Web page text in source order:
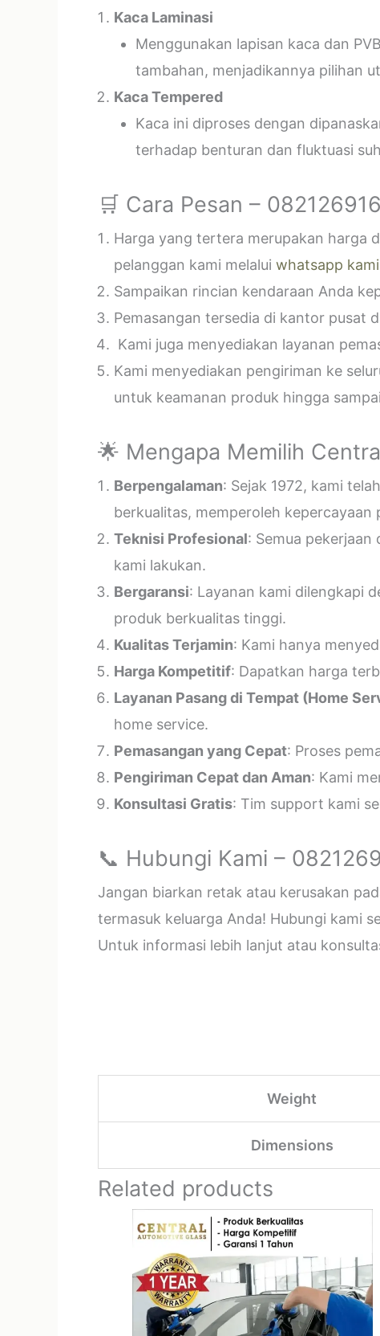
Kaca Laminasi
Menggunakan lapisan kaca dan
tambahan, menjadikannya pilihan
Kaca Tempered
Kaca ini diproses dengan
terhadap benturan dan fluktuasi
🛒 Cara Pesan –
Harga yang tertera merupakan harga
pelanggan kami melalui whatsapp kami
Sampaikan rincian kendaraan Anda
Pemasangan tersedia di kantor pusat
Kami juga menyediakan layanan
Kami menyediakan pengiriman ke
untuk keamanan produk hingga
🌟 Mengapa Memilih
Berpengalaman: Sejak 1972, kami
berkualitas, memperoleh
Teknisi Profesional: Semua
kami lakukan.
Bergaransi: Layanan kami dilengkapi
produk berkualitas tinggi.
Kualitas Terjamin: Kami hanya
Harga Kompetitif: Dapatkan harga
Layanan Pasang di Tempat (Home
home service.
Pemasangan yang Cepat: Proses
Pengiriman Cepat dan Aman: Kami
Konsultasi Gratis: Tim support kami
📞 Hubungi Kami –
Jangan biarkan retak atau kerusakan
termasuk keluarga Anda! Hubungi kami
Untuk informasi lebih lanjut atau
Weight
Dimensions
Related products